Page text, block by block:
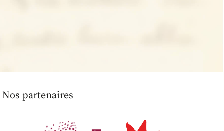
Nos partenaires